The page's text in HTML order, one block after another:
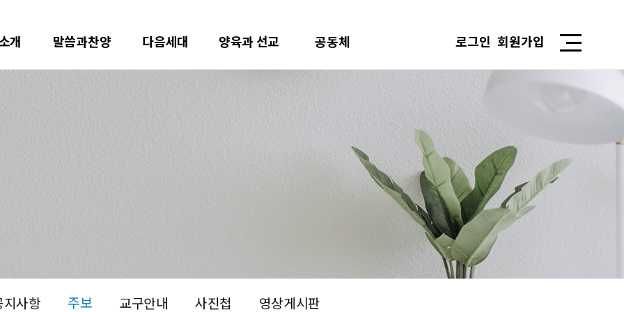
개 말씀과찬양 다음세대 양육과 선교 공동체 로그인 회원가입
지사항 주보 교구안내 사진첩 영상게시판